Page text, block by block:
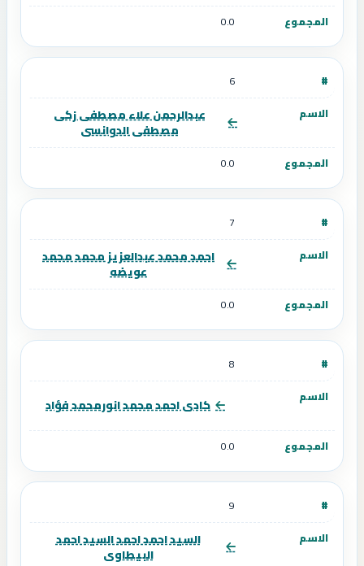
0.0
6
عبدالرحمن علاء مصطفى زكى
مصطفى الدوانسى
0.0
7
احمد محمد عبدالعزيز محمد محمد
عويضه
0.0
8
كادى احمد محمد انورمحمد فؤاد
0.0
9
السيد احمد احمد السيد احمد
البيطاوى